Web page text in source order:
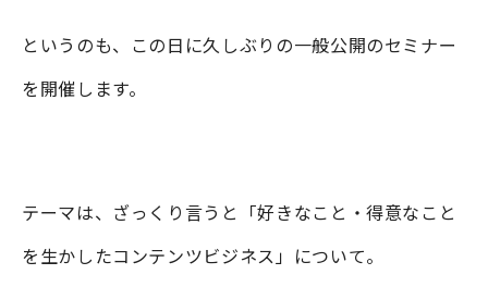
というのも、この日に久しぶりの一般公開のセミナー
を開催します。
テーマは、ざっくり言うと「好きなこと・得意なこと
を生かしたコンテンツビジネス」について。